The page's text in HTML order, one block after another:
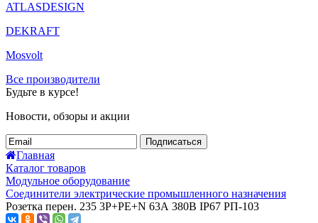
ATLASDESIGN
DEKRAFT
Mosvolt
Все производители
Будьте в курсе!
Новости, обзоры и акции
Подписаться
Главная
Каталог товаров
Модульное оборудование
Соединители электрические промышленного назначения
Розетка перен. 235 3Р+РЕ+N 63А 380В IP67 РП-103